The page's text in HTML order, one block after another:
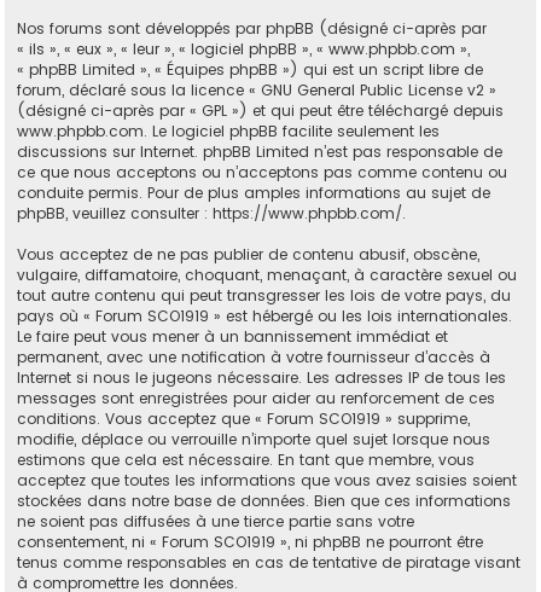
Nos forums sont développés par phpBB (désigné ci-après par
« ils », « eux », « leur », « logiciel phpBB », « www.phpbb.com »,
« phpBB Limited », « Équipes phpBB ») qui est un script libre de
forum, déclaré sous la licence « GNU General Public License v2 »
(désigné ci-après par « GPL ») et qui peut être téléchargé depuis
www.phpbb.com. Le logiciel phpBB facilite seulement les
discussions sur Internet. phpBB Limited n’est pas responsable de
ce que nous acceptons ou n’acceptons pas comme contenu ou
conduite permis. Pour de plus amples informations au sujet de
phpBB, veuillez consulter : https://www.phpbb.com/.
Vous acceptez de ne pas publier de contenu abusif, obscène,
vulgaire, diffamatoire, choquant, menaçant, à caractère sexuel ou
tout autre contenu qui peut transgresser les lois de votre pays, du
pays où « Forum SCO1919 » est hébergé ou les lois internationales.
Le faire peut vous mener à un bannissement immédiat et
permanent, avec une notification à votre fournisseur d’accès à
Internet si nous le jugeons nécessaire. Les adresses IP de tous les
messages sont enregistrées pour aider au renforcement de ces
conditions. Vous acceptez que « Forum SCO1919 » supprime,
modifie, déplace ou verrouille n’importe quel sujet lorsque nous
estimons que cela est nécessaire. En tant que membre, vous
acceptez que toutes les informations que vous avez saisies soient
stockées dans notre base de données. Bien que ces informations
ne soient pas diffusées à une tierce partie sans votre
consentement, ni « Forum SCO1919 », ni phpBB ne pourront être
tenus comme responsables en cas de tentative de piratage visant
à compromettre les données.